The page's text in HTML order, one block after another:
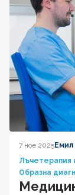
7 ное 2025Емил
Лъчетерапия
Образна